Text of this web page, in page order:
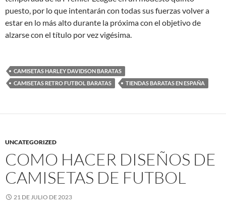
puesto, por lo que intentarán con todas sus fuerzas volver a
estar en lo más alto durante la próxima con el objetivo de
alzarse con el título por vez vigésima.
CAMISETAS HARLEY DAVIDSON BARATAS
CAMISETAS RETRO FUTBOL BARATAS
TIENDAS BARATAS EN ESPAÑA
UNCATEGORIZED
COMO HACER DISEÑOS DE
CAMISETAS DE FUTBOL
21 DE JULIO DE 2023